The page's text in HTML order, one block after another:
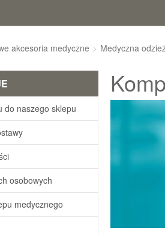
akcesoria medyczne > Medyczna
do naszego sklepu
osobowych
medycznego